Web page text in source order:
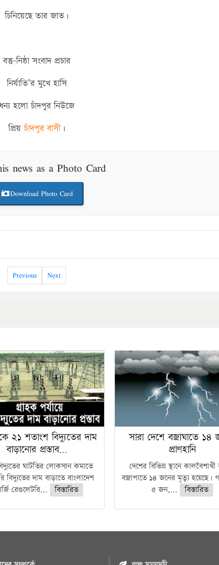
চিনিয়েছে তার জাত।
বস্তু-নিষ্ঠা সংবাদ প্রচার
নির্যাতি’র মুখে হাসি
হলো চাঁদপুর নিউজে
প্রিয়চাঁদপুর বাসী।
news as a Photo Card
Download Photo Card
Previous Next
২১ শতাংশ বিদ্যুতের দাম
বাড়ানোর প্রস্তাব…
ঘাটতির লোকসান কমাতে
বিদ্যুতের দাম বাড়াতে বাংলাদেশ
রেগুলেটরি...
বিস্তারিত
সারা দেশে বজ্রাঘাতে ১৪
প্রাণহানি
দেশের বিভিন্ন স্থানে
বজ্রাপাতে ১৪ জনের মৃত্যু হয়েছে।
৫ জন,...
বিস্তারিত